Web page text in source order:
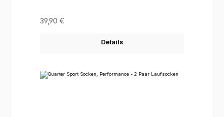
Regulärer Preis:
39,90 €
Details